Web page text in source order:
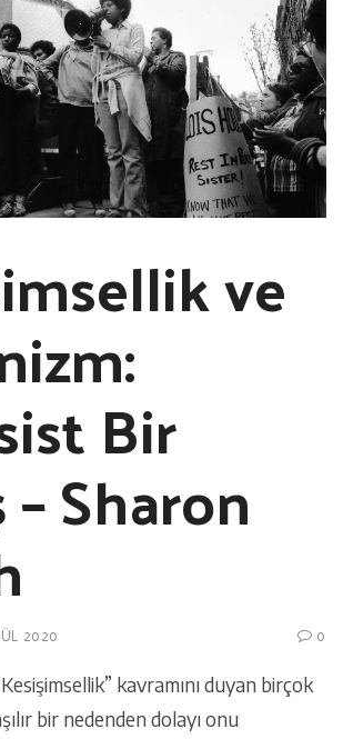
ve
Bir
– Sharon
2020 0
kavramını duyan birçok
bir nedenden dolayı onu